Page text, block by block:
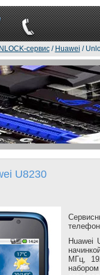
сервис/ Huawei /
U8230
Huawei
МГц,